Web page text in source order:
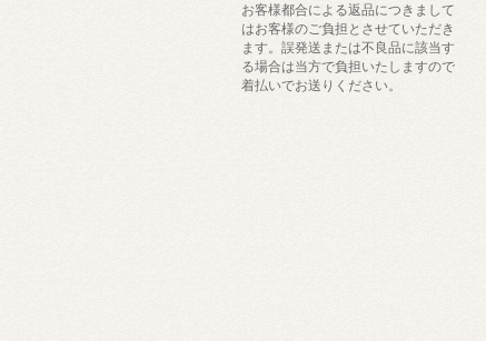
お客様都合による返品につきまして
はお客様のご負担とさせていただき
ます。誤発送または不良品に該当す
る場合は当方で負担いたしますので
着払いでお送りください。